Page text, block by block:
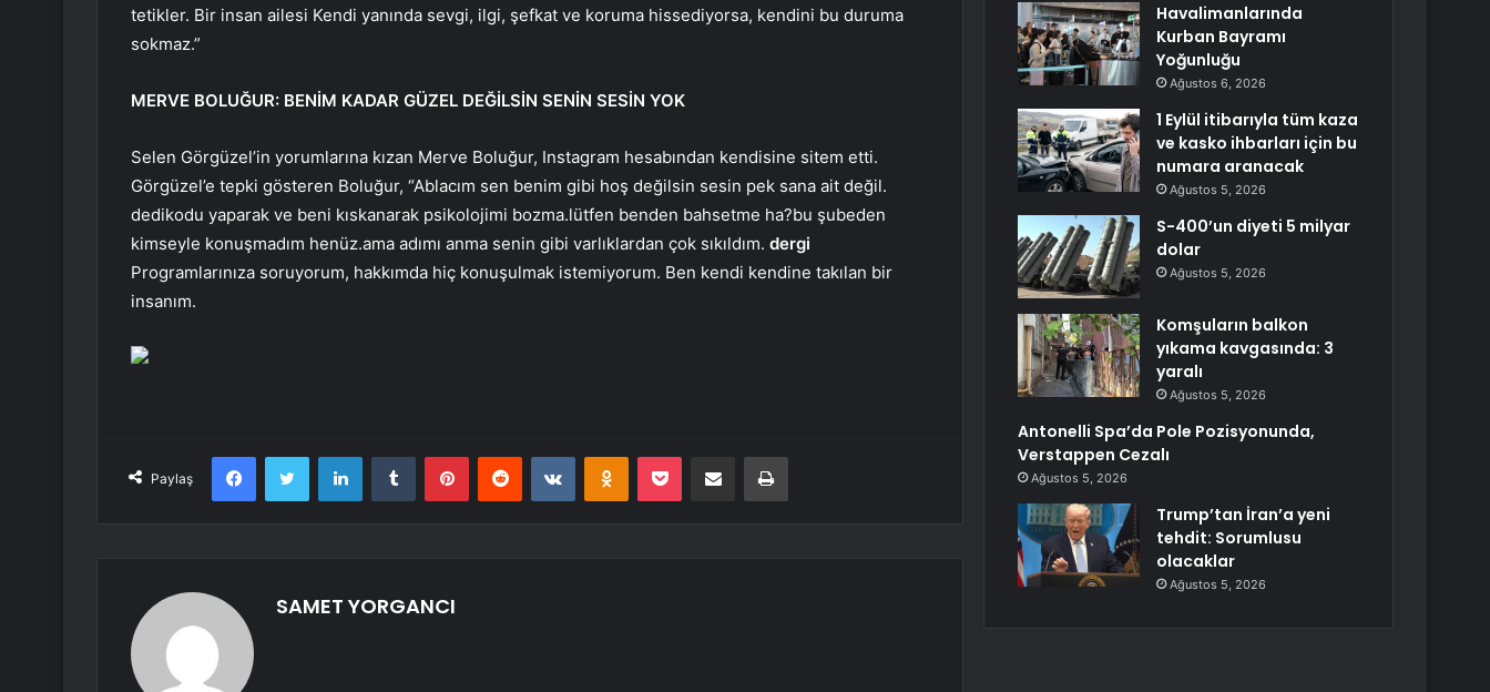
tetikler. Bir insan ailesi Kendi yanında sevgi, ilgi, şefkat ve koruma hissediyorsa, kendini bu duruma
sokmaz.”
MERVE BOLUĞUR: BENİM KADAR GÜZEL DEĞİLSİN SENİN SESİN YOK
Selen Görgüzel’in yorumlarına kızan Merve Boluğur, Instagram hesabından kendisine sitem etti.
Görgüzel’e tepki gösteren Boluğur, “Ablacım sen benim gibi hoş değilsin sesin pek sana ait değil.
dedikodu yaparak ve beni kıskanarak psikolojimi bozma.lütfen benden bahsetme ha?bu şubeden
kimseyle konuşmadım henüz.ama adımı anma senin gibi varlıklardan çok sıkıldım. dergi
Programlarınıza soruyorum, hakkımda hiç konuşulmak istemiyorum. Ben kendi kendine takılan bir
insanım.
Paylaş
FacebookTwitter LinkedInTumblr PinterestReddit VKontakteOdnoklassniki
Pocket E-Posta ile paylaş Yazdır
SAMET YORGANCI
Havalimanlarında
Kurban Bayramı
Yoğunluğu
Ağustos 6, 2026
1 Eylül itibarıyla tüm kaza
ve kasko ihbarları için bu
numara aranacak
Ağustos 5, 2026
S-400’un diyeti 5 milyar
dolar
Ağustos 5, 2026
Komşuların balkon
yıkama kavgasında: 3
yaralı
Ağustos 5, 2026
Antonelli Spa’da Pole Pozisyonunda,
Verstappen Cezalı
Ağustos 5, 2026
Trump’tan İran’a yeni
tehdit: Sorumlusu
olacaklar
Ağustos 5, 2026